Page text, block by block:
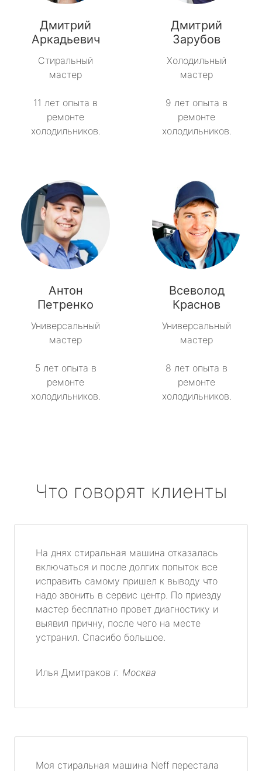
Дмитрий
Аркадьевич
Стиральный
мастер
11 лет опыта в
ремонте
холодильников.
Дмитрий
Зарубов
Холодильный
мастер
9 лет опыта в
ремонте
холодильников.
Антон
Петренко
Универсальный
мастер
5 лет опыта в
ремонте
холодильников.
Всеволод
Краснов
Универсальный
мастер
8 лет опыта в
ремонте
холодильников.
Что говорят клиенты
На днях стиральная машина отказалась
включаться и после долгих попыток все
исправить самому пришел к выводу что
надо звонить в сервис центр. По приезду
мастер бесплатно провет диагностику и
выявил причну, после чего на месте
устранил. Спасибо большое.
Илья Дмитраков г. Москва
Моя стиральная машина Neff перестала